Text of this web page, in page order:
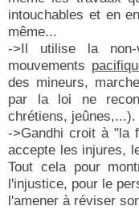
intouchables et en
même...
->Il utilise la non-
mouvements
des mineurs,
par la loi ne
chrétiens, jeûnes,...).
->Gandhi croit à "la
accepte les injures,
Tout cela pour
l'injustice, pour le
l'amener à réviser